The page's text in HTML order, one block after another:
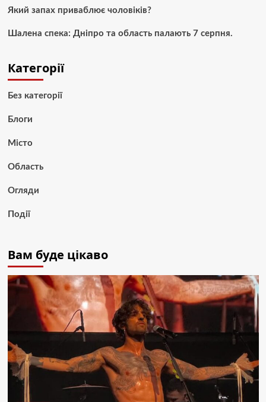
Який запах приваблює чоловіків?
Шалена спека: Дніпро та область палають 7 серпня.
Категорії
Без категорії
Блоги
Місто
Область
Огляди
Події
Вам буде цікаво